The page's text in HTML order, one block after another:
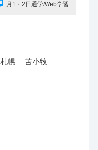
月1・2日通学/Web学習
札幌 苫小牧